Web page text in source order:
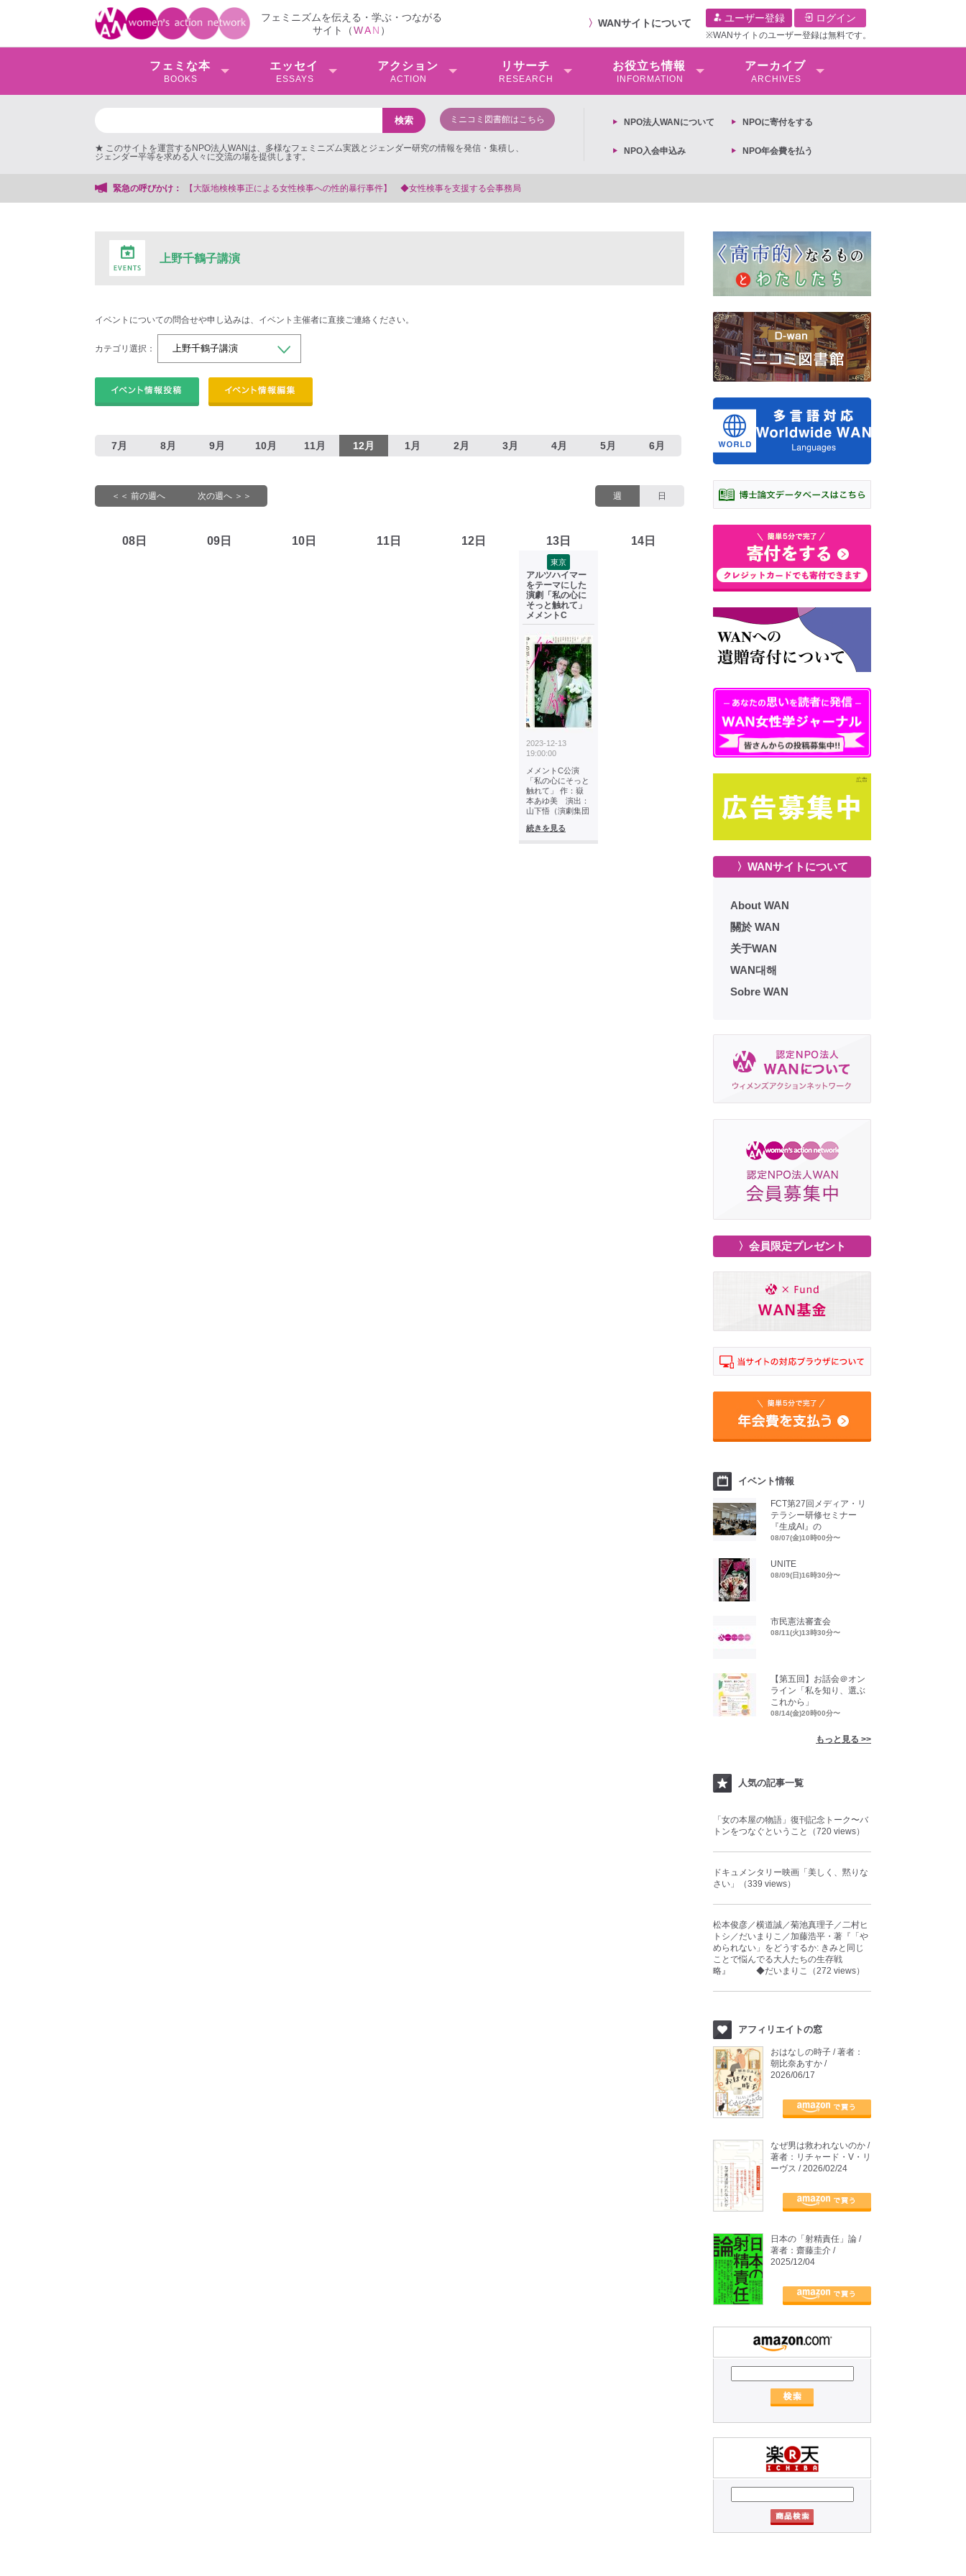
フェミニズムを伝える・学ぶ・つながる
サイト（WAN ）
〉 WANサイトについて ユーザー登録 ログイン
※WANサイトのユーザー登録は無料です。
フェミな本
BOOKS
エッセイ
ESSAYS
アクション
ACTION
リサーチ
RESEARCH
お役⽴ち情報
INFORMATION
アーカイブ
ARCHIVES
ミニコミ図書館はこちら
★ このサイトを運営するNPO法人WANは、多様なフェミニズム実践とジェンダー研究の情報を発信・集積し、
ジェンダー平等を求める人々に交流の場を提供します。
NPO法⼈WANについて NPOに寄付をする
NPO入会申込み NPO年会費を払う
緊急の呼びかけ：
【大阪地検検事正による女性検事への性的暴行事件】 ◆女性検事を支援する会事務局
上野千鶴子講演
イベントについての問合せや申し込みは、イベント主催者に直接ご連絡ください。
カテゴリ選択：
7月 8月 9月 10月 11月 12月 1月 2月 3月 4月 5月 6月
＜＜ 前の週へ 次の週へ ＞＞ 週 日
08日 09日 10日 11日 12日 13日
東京
アルツハイマー
をテーマにした
演劇「私の心に
そっと触れて」
メメントC
2023-12-13
19:00:00
メメントC公演
「私の心にそっと
触れて」 作：嶽
本あゆ美 演出：
山下悟（演劇集団
続きを見る
14日
〉WANサイトについて
About WAN
關於 WAN
关于WAN
WAN대해
Sobre WAN
〉会員限定プレゼント
イベント情報
FCT第27回メディア・リ
テラシー研修セミナー
『生成AI』の
08/07(金)10時00分〜
UNITE
08/09(日)16時30分〜
市民憲法審査会
08/11(火)13時30分〜
【第五回】お話会＠オン
ライン「私を知り、選ぶ
これから」
08/14(金)20時00分〜
もっと見る >>
人気の記事一覧
「女の本屋の物語」復刊記念トーク〜バ
トンをつなぐということ（720 views）
ドキュメンタリー映画「美しく、黙りな
さい」（339 views）
松本俊彦／横道誠／菊池真理子／二村ヒ
トシ／だいまりこ／加藤浩平・著『「や
められない」をどうするか: きみと同じ
ことで悩んでる大人たちの生存戦
略』 ◆だいまりこ（272 views）
アフィリエイトの窓
おはなしの時子 / 著者：
朝比奈あすか /
2026/06/17
なぜ男は救われないのか /
著者：リチャード・V・リ
ーヴス / 2026/02/24
日本の「射精責任」論 /
著者：齋藤圭介 /
2025/12/04